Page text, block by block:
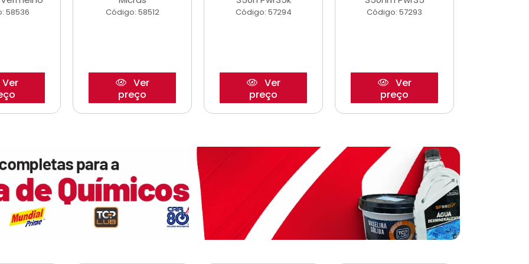
58536
Ver
Código: 58512
Ver
preço
Código: 57294
Ver
preço
Código: 57293
Ver
preço